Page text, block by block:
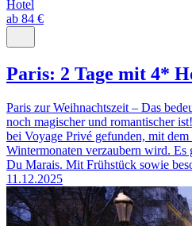
Hotel
ab 84 €
Paris: 2 Tage mit 4*
Paris zur Weihnachtszeit – Das
noch magischer und romantischer
bei Voyage Privé gefunden, mit
Wintermonaten verzaubern wird. Es
Du Marais. Mit Frühstück sowie
11.12.2025